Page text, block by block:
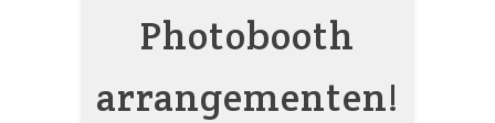
Photobooth
arrangementen!